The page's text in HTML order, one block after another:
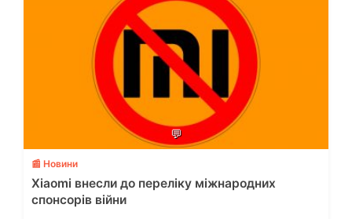
💬
📰 Новини
Xiaomi внесли до переліку міжнародних
спонсорів війни